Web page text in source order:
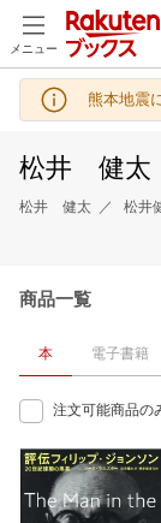
メニュー
熊本地震
松井 健太
松井 健太 松井
商品一覧
本 電子書籍
注文可能商品の